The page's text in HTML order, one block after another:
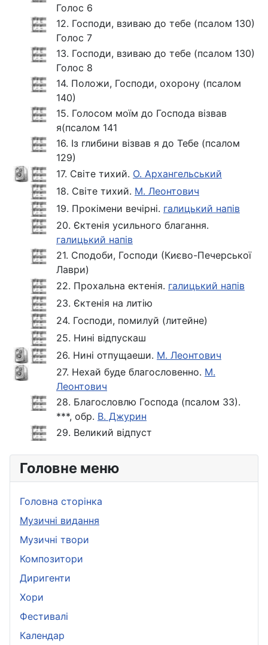
Головне меню
Головна сторінка
Музичні видання
Музичні твори
Композитори
Диригенти
Хори
Фестивалі
Календар
Голос 6
12. Господи, взиваю до тебе (псалом 130)
Голос 7
13. Господи, взиваю до тебе (псалом 130)
Голос 8
14. Положи, Господи, охорону (псалом
140)
15. Голосом моїм до Господа візвав
я(псалом 141
16. Із глибини візвав я до Тебе (псалом
129)
17. Світе тихий. О. Архангельський
18. Світе тихий. М. Леонтович
19. Прокімени вечірні. галицький напів
20. Єктенія усильного благання.
галицький напів
21. Сподоби, Господи (Києво-Печерської
Лаври)
22. Прохальна ектенія. галицький напів
23. Єктенія на литію
24. Господи, помилуй (литейне)
25. Нині відпускаш
26. Нині отпущаеши. М. Леонтович
27. Нехай буде благословенно. М.
Леонтович
28. Благословлю Господа (псалом 33).
***, обр. В. Джурин
29. Великий відпуст